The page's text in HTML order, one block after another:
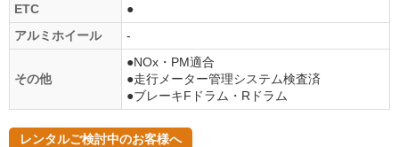
ETC
●
アルミホイール
-
その他
●NOx・PM適合
●走行メーター管理システム検査済
●ブレーキFドラム・Rドラム
レンタルご検討中のお客様へ